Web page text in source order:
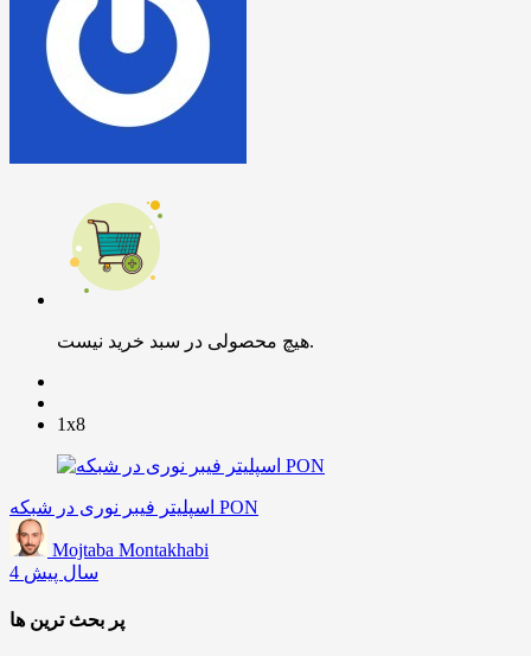
هیچ محصولی در سبد خرید نیست.
1x8
اسپلیتر فیبر نوری در شبکه PON
Mojtaba Montakhabi
4 سال پیش
پر بحث ترین ها